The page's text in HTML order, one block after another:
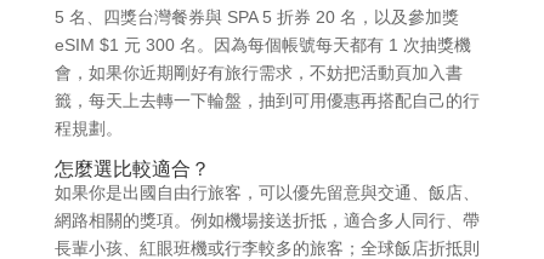
5 名、四獎台灣餐券與 SPA 5 折券 20 名，以及參加獎
eSIM $1 元 300 名。因為每個帳號每天都有 1 次抽獎機
會，如果你近期剛好有旅行需求，不妨把活動頁加入書
籤，每天上去轉一下輪盤，抽到可用優惠再搭配自己的行
程規劃。
怎麼選比較適合？
如果你是出國自由行旅客，可以優先留意與交通、飯店、
網路相關的獎項。例如機場接送折抵，適合多人同行、帶
長輩小孩、紅眼班機或行李較多的旅客；全球飯店折抵則